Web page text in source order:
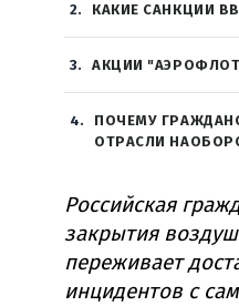
2 КАКИЕ САНКЦИИ
3 АКЦИИ
4
ПОЧЕМУ
ОТРАСЛИ
Российская
закрытия
переживает
инцидентов с